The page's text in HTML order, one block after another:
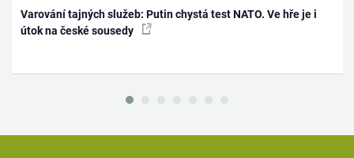
Varování tajných služeb: Putin chystá test NATO. Ve hře je i
útok na české sousedy